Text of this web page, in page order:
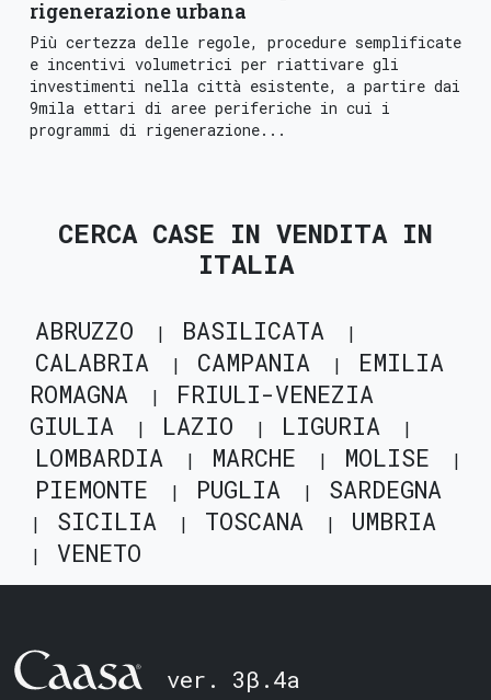
rigenerazione urbana
Più certezza delle regole, procedure semplificate
e incentivi volumetrici per riattivare gli
investimenti nella città esistente, a partire dai
9mila ettari di aree periferiche in cui i
programmi di rigenerazione...
CERCA CASE IN VENDITA IN
ITALIA
ABRUZZO
BASILICATA
CALABRIA
CAMPANIA
EMILIA
ROMAGNA
FRIULI-VENEZIA
GIULIA
LAZIO
LIGURIA
LOMBARDIA
MARCHE
MOLISE
PIEMONTE
PUGLIA
SARDEGNA
SICILIA
TOSCANA
UMBRIA
VENETO
ver. 3β.4a